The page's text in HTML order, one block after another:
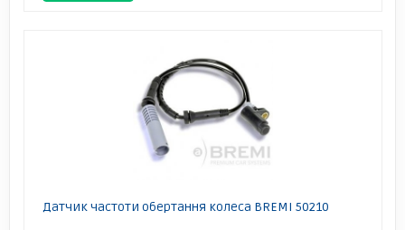
Датчик частоти обертання колеса BREMI 50210